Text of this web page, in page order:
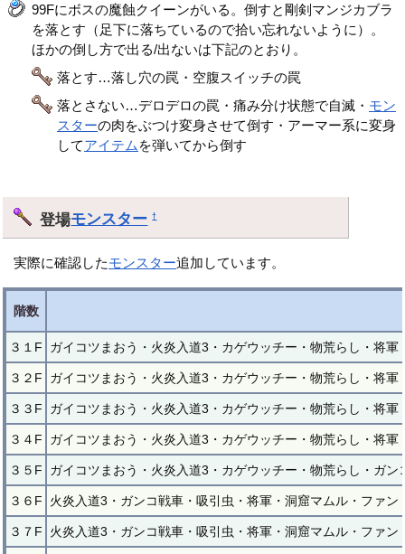
99Fにボスの魔蝕クイーンがいる。倒すと剛剣マンジカブラ
を落とす（足下に落ちているので拾い忘れないように）。
ほかの倒し方で出る/出ないは下記のとおり。
落とす…落し穴の罠・空腹スイッチの罠
落とさない…デロデロの罠・痛み分け状態で自滅・ モン
スターの肉をぶつけ変身させて倒す・アーマー系に変身
してアイテム を弾いてから倒す
登場モンスター †
実際に確認したモンスター追加しています。
階数
３１F ガイコツまおう・火炎入道3・カゲウッチー・物荒らし・将
３２F ガイコツまおう・火炎入道3・カゲウッチー・物荒らし・将軍
３３F ガイコツまおう・火炎入道3・カゲウッチー・物荒らし・将
３４F ガイコツまおう・火炎入道3・カゲウッチー・物荒らし・将軍
３５F ガイコツまおう・火炎入道3・カゲウッチー・物荒らし・ガン
３６F 火炎入道3・ガンコ戦車・吸引虫・将軍・洞窟マムル・ファン
３７F 火炎入道3・ガンコ戦車・吸引虫・将軍・洞窟マムル・ファン